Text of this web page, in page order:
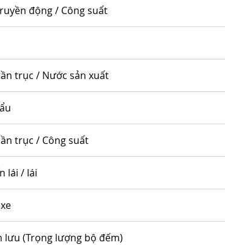
động / Công suất
trục / Nước sản xuất
trục / Công suất
lái / lái
lưu (Trọng lượng bộ đếm)